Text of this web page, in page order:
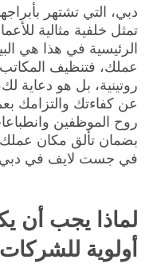
دبي، التي تشتهر
تمثل خلفية مثالية
الرئيسية في هذا هي
عملك، فتنظيف
روتينية، بل هو دعاية
عن كفاءتك والتزامك
روح الموظفين
بضمان تألق مكان
في جست لايف في دبي
لماذا يجب أن
أولوية للشركات